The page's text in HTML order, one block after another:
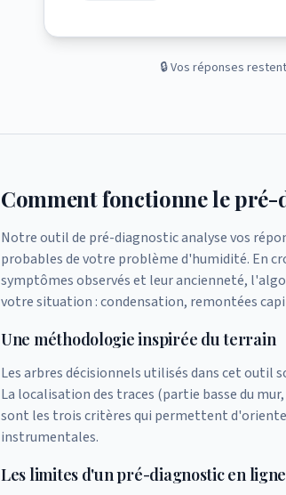
🔒 Vos réponses
Comment fonctionne le
Notre outil de pré-diagnostic analyse vos
probables de votre problème d'humidité. En
symptômes observés et leur ancienneté,
votre situation : condensation, remontées
Une méthodologie inspirée du terrain
Les arbres décisionnels utilisés dans cet outil
La localisation des traces (partie basse du
sont les trois critères qui permettent
instrumentales.
Les limites d'un pré-diagnostic en ligne